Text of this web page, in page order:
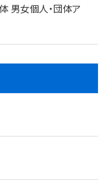
男女個人・団体ア